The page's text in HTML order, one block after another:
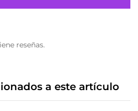
reseñas.
a este artículo